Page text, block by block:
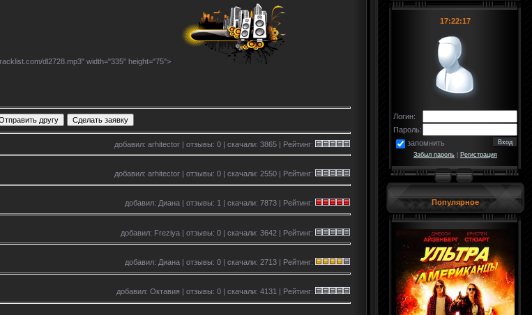
dl2728.mp3" width="335" height="75">
добавил: arhitector | отзывы: 0 | скачали: 3865 | Рейтинг:
добавил: arhitector | отзывы: 0 | скачали: 2550 | Рейтинг:
добавил: Диана | отзывы: 1 | скачали: 7873 | Рейтинг:
добавил: Freziya | отзывы: 0 | скачали: 3642 | Рейтинг:
добавил: Диана | отзывы: 0 | скачали: 2713 | Рейтинг:
добавил: Октавия | отзывы: 0 | скачали: 4131 | Рейтинг:
17:22:17
Логин:
Пароль:
запомнить
Забыл пароль Регистрация
Популярное